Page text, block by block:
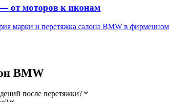
от моторов к иконам
марки и перетяжка салона BMW в
BMW
после перетяжки?